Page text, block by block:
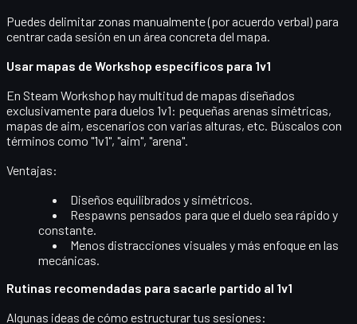
Puedes delimitar zonas manualmente (por acuerdo verbal) para
centrar cada sesión en un área concreta del mapa.
Usar mapas de Workshop específicos para 1v1
En Steam Workshop hay multitud de mapas diseñados
exclusivamente para duelos 1v1: pequeñas arenas simétricas,
mapas de aim, escenarios con varias alturas, etc. Búscalos con
términos como "1v1", "aim", "arena".
Ventajas:
Diseños equilibrados y simétricos.
Respawns pensados para que el duelo sea rápido y
constante.
Menos distracciones visuales y más enfoque en las
mecánicas.
Rutinas recomendadas para sacarle partido al 1v1
Algunas ideas de cómo estructurar tus sesiones: